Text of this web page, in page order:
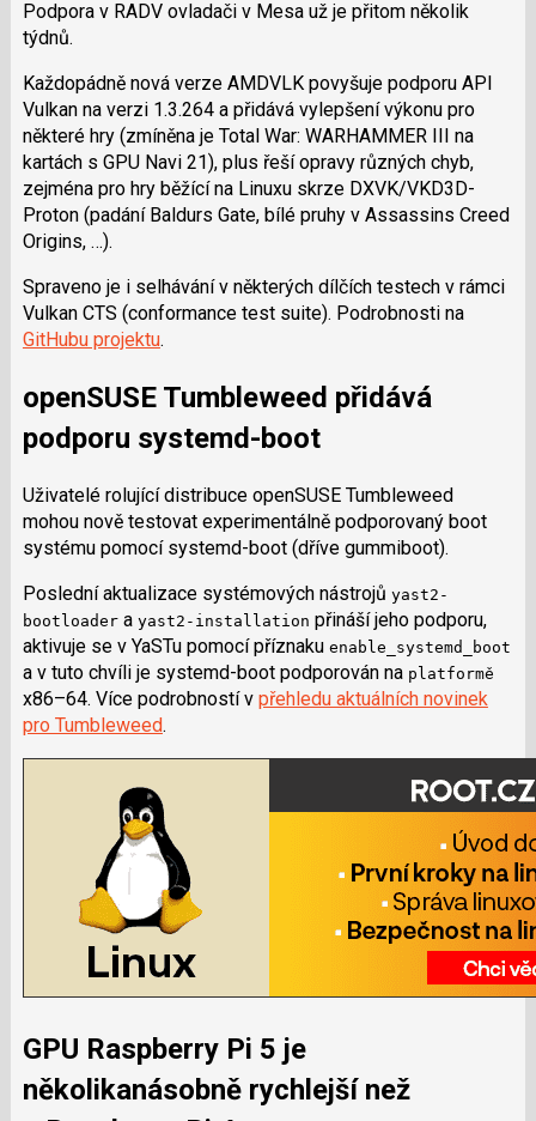
Podpora v RADV ovladači v Mesa už je přitom několik
týdnů.
Každopádně nová verze AMDVLK povyšuje podporu API
Vulkan na verzi 1.3.264 a přidává vylepšení výkonu pro
některé hry (zmíněna je Total War: WARHAMMER III na
kartách s GPU Navi 21), plus řeší opravy různých chyb,
zejména pro hry běžící na Linuxu skrze DXVK/VKD3D-
Proton (padání Baldurs Gate, bílé pruhy v Assassins Creed
Origins, …).
Spraveno je i selhávání v některých dílčích testech v rámci
Vulkan CTS (conformance test suite). Podrobnosti na
GitHubu projektu.
openSUSE Tumbleweed přidává
podporu systemd-boot
Uživatelé rolující distribuce openSUSE Tumbleweed
mohou nově testovat experimentálně podporovaný boot
systému pomocí systemd-boot (dříve gummiboot).
Poslední aktualizace systémových nástrojů yast2-
bootloadera yast2-installation přináší jeho podporu,
aktivuje se v YaSTu pomocí příznaku enable_systemd_boot
a v tuto chvíli je systemd-boot podporován na platformě
x86–64. Více podrobností v přehledu aktuálních novinek
pro Tumbleweed.
GPU Raspberry Pi 5 je
několikanásobně rychlejší než